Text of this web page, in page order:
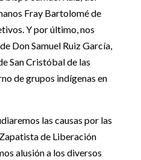
Fray Bartolomé de
Y por último, nos
Don Samuel Ruiz García,
San Cristóbal de las
de grupos indígenas en
las causas por las
de Liberación
alusión a los diversos